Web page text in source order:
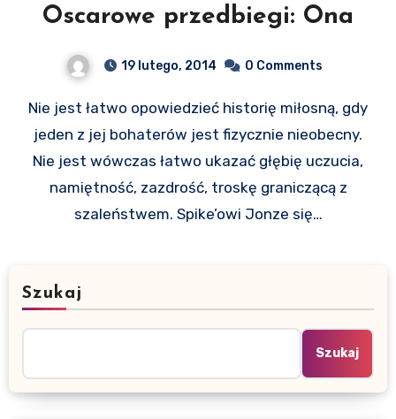
Oscarowe przedbiegi: Ona
19 lutego, 2014 0 Comments
Nie jest łatwo opowiedzieć historię miłosną, gdy
jeden z jej bohaterów jest fizycznie nieobecny.
Nie jest wówczas łatwo ukazać głębię uczucia,
namiętność, zazdrość, troskę graniczącą z
szaleństwem. Spike’owi Jonze się…
Szukaj
Szukaj